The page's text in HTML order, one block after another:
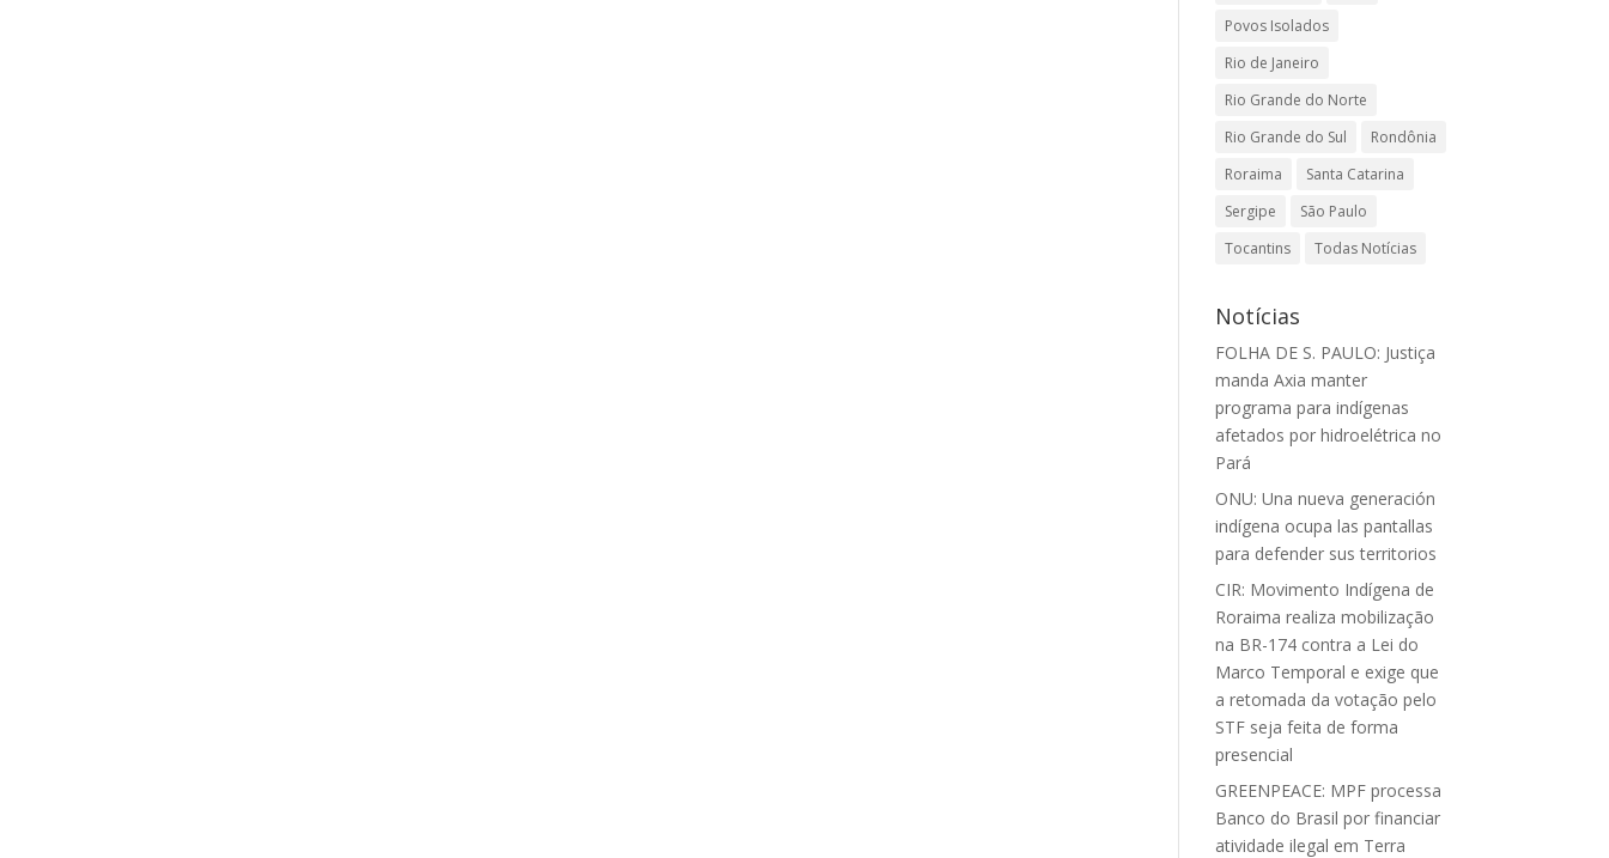
Povos Isolados
Rio de Janeiro
Rio Grande do Norte
Rio Grande do Sul
Rondônia
Roraima
Santa Catarina
Sergipe
São Paulo
Tocantins
Todas Notícias
Notícias
FOLHA DE S. PAULO: Justiça
manda Axia manter
programa para indígenas
afetados por hidroelétrica no
Pará
ONU: Una nueva generación
indígena ocupa las pantallas
para defender sus territorios
CIR: Movimento Indígena de
Roraima realiza mobilização
na BR-174 contra a Lei do
Marco Temporal e exige que
a retomada da votação pelo
STF seja feita de forma
presencial
GREENPEACE: MPF processa
Banco do Brasil por financiar
atividade ilegal em Terra